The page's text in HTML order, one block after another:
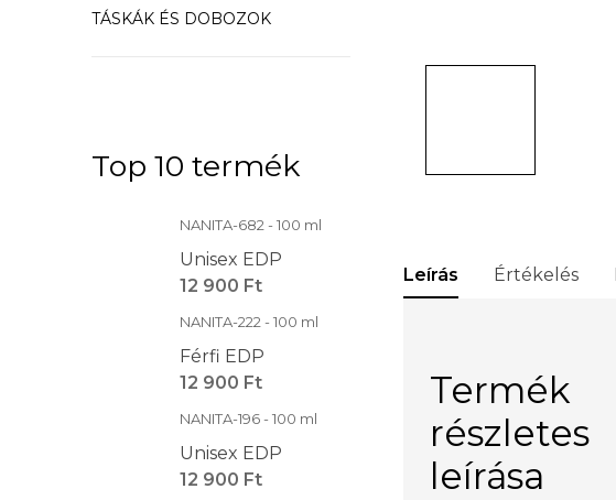
TÁSKÁK ÉS DOBOZOK
Top 10 termék
NANITA-682 - 100 ml
Unisex EDP
12 900 Ft
NANITA-222 - 100 ml
Férfi EDP
12 900 Ft
NANITA-196 - 100 ml
Unisex EDP
12 900 Ft
Leírás Értékelés
Termék
részletes
leírása